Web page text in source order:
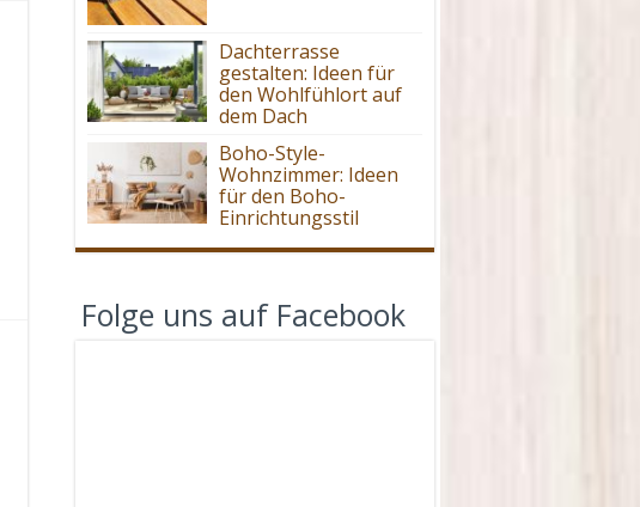
Dachterrasse
gestalten: Ideen für
den Wohlfühlort auf
dem Dach
Boho-Style-
Wohnzimmer: Ideen
für den Boho-
Einrichtungsstil
Folge uns auf Facebook